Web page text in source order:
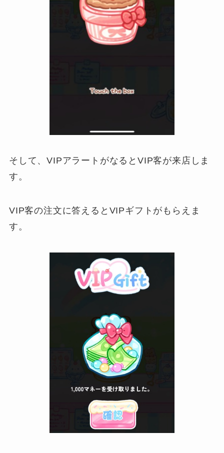
そして、VIPアラートがなるとVIP客が来店しま
す。
VIP客の注文に答えるとVIPギフトがもらえま
す。